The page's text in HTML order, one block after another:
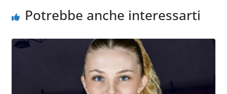
Potrebbe anche interessarti